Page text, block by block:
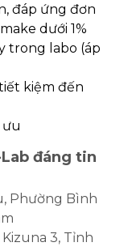
đáp ứng đơn
dưới 1%
trong labo (áp
kiệm đến
ưu
đáng tin
Phường Bình
3, Tỉnh